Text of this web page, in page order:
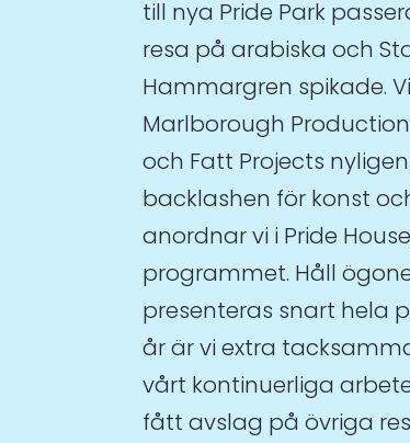
till nya Pride Park
resa på arabiska och
Hammargren spikade.
Marlborough
och Fatt Projects
backlashen för konst
anordnar vi i Pride
programmet. Håll
presenteras snart hela
år är vi extra
vårt kontinuerliga
fått avslag på övriga